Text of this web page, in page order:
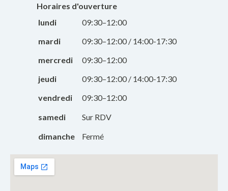
Horaires d'ouverture
lundi
09:30–12:00
mardi
09:30–12:00 / 14:00-17:30
mercredi
09:30–12:00
jeudi
09:30–12:00 / 14:00-17:30
vendredi
09:30–12:00
samedi
Sur RDV
dimanche
Fermé